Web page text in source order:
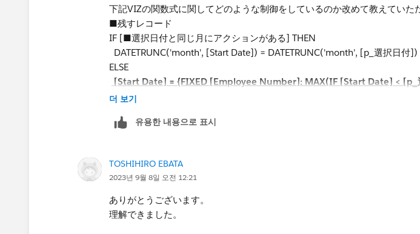
下記VIZの関数式に関してどのような制御をしているのか改めて教えていた
■残すレコード
IF [■選択日付と同じ月にアクションがある] THEN
DATETRUNC('month', [Start Date]) = DATETRUNC('month', [p_選択日付])
ELSE
[Start Date] = {FIXED [Employee Number]: MAX(IF [Start Date] < [p_
Date] >= [p_選択日付] THEN [Start Date] END)}
何卒よろしくお願い申し上げます。
더 보기
유용한 내용으로 표시
TOSHIHIRO EBATA
2023년 9월 8일 오전 12:21
ありがとうございます。
理解できました。